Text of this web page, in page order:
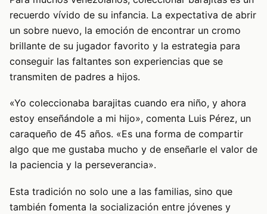
recuerdo vívido de su infancia. La expectativa de abrir
un sobre nuevo, la emoción de encontrar un cromo
brillante de su jugador favorito y la estrategia para
conseguir las faltantes son experiencias que se
transmiten de padres a hijos.
«Yo coleccionaba barajitas cuando era niño, y ahora
estoy enseñándole a mi hijo», comenta Luis Pérez, un
caraqueño de 45 años. «Es una forma de compartir
algo que me gustaba mucho y de enseñarle el valor de
la paciencia y la perseverancia».
Esta tradición no solo une a las familias, sino que
también fomenta la socialización entre jóvenes y